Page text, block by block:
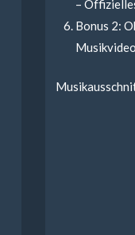
–
Bonus 2:
Musikvideo